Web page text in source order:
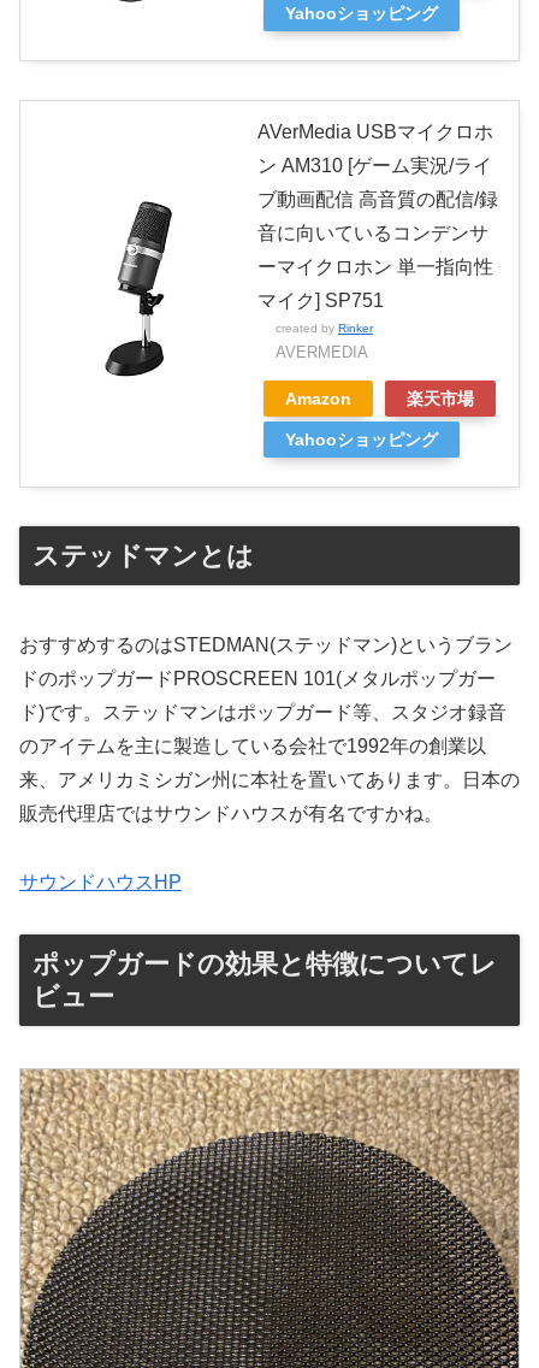
Yahooショッピング
AVerMedia USBマイクロホ
ン AM310 [ゲーム実況/ライ
ブ動画配信 高音質の配信/録
音に向いているコンデンサ
ーマイクロホン 単一指向性
マイク] SP751
created by Rinker
AVERMEDIA
Amazon 楽天市場
Yahooショッピング
ステッドマンとは
おすすめするのはSTEDMAN(ステッドマン)というブラン
ドのポップガードPROSCREEN 101(メタルポップガー
ド)です。ステッドマンはポップガード等、スタジオ録音
のアイテムを主に製造している会社で1992年の創業以
来、アメリカミシガン州に本社を置いてあります。日本の
販売代理店ではサウンドハウスが有名ですかね。
サウンドハウスHP
ポップガードの効果と特徴についてレ
ビュー